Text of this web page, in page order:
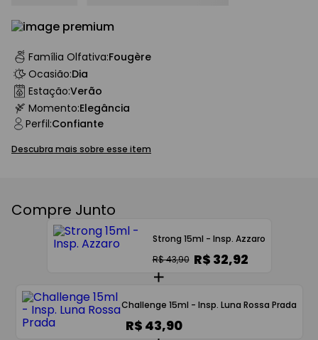
Família Olfativa:Fougère
Ocasião:Dia
Estação:Verão
Momento:Elegância
Perfil:Confiante
Descubra mais sobre esse item
Compre Junto
Strong 15ml - Insp. Azzaro
R$ 43,90 R$ 32,92
Challenge 15ml - Insp. Luna Rossa Prada
R$ 43,90